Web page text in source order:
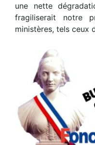
une nette
fragiliserait notre
ministères, tels ceux